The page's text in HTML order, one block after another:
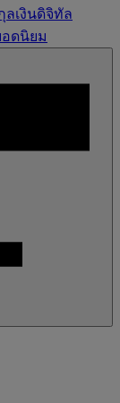
เงินดิจิทัล
อดนิยม